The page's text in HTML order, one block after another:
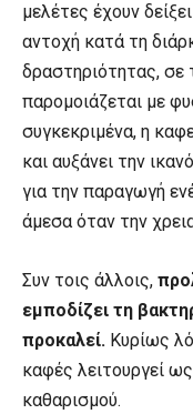
μελέτες έχουν
αντοχή κατά τη
δραστηριότητας, σε
παρομοιάζεται με
συγκεκριμένα, η
και αυξάνει την
για την παραγωγή
άμεσα όταν την
Συν τοις άλλοις,
εμποδίζει τη
προκαλεί. Κυρίως
καφές λειτουργεί
καθαρισμού.